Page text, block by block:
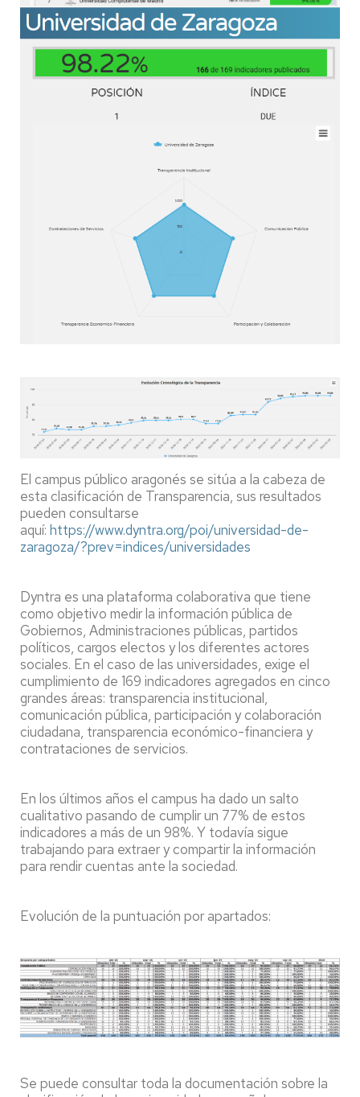
El campus público aragonés se sitúa a la cabeza de
esta clasificación de Transparencia, sus resultados
pueden consultarse
aquí: https://www.dyntra.org/poi/universidad-de-
zaragoza/?prev=indices/universidades
Dyntra es una plataforma colaborativa que tiene
como objetivo medir la información pública de
Gobiernos, Administraciones públicas, partidos
políticos, cargos electos y los diferentes actores
sociales. En el caso de las universidades, exige el
cumplimiento de 169 indicadores agregados en cinco
grandes áreas: transparencia institucional,
comunicación pública, participación y colaboración
ciudadana, transparencia económico-financiera y
contrataciones de servicios.
En los últimos años el campus ha dado un salto
cualitativo pasando de cumplir un 77% de estos
indicadores a más de un 98%. Y todavía sigue
trabajando para extraer y compartir la información
para rendir cuentas ante la sociedad.
Evolución de la puntuación por apartados:
Se puede consultar toda la documentación sobre la